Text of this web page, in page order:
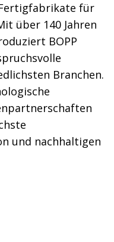
für
über 140 Jahren
BOPP
Branchen.
und nachhaltigen